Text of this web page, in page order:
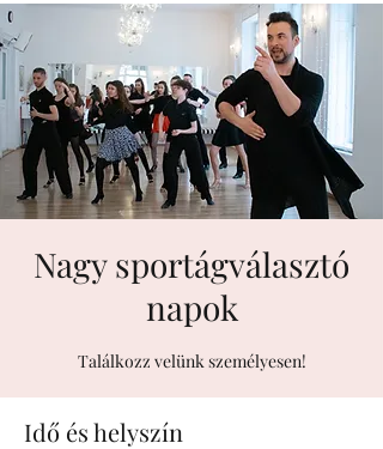
Nagy sportágválasztó
napok
Találkozz velünk személyesen!
Idő és helyszín